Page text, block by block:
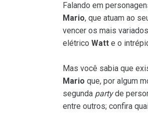
Falando em
Mario, que atuam ao
vencer os mais
elétrico Watt e o
Mas você sabia que
Mario que, por algum
segunda partyde
entre outros; confira